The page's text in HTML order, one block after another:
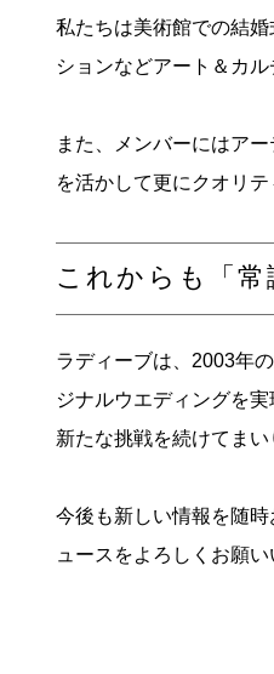
私たちは美術館での結
ションなどアート＆カ
また、メンバーにはア
を活かして更にクオリ
これからも「
ラディーブは、2003年
ジナルウエディングを
新たな挑戦を続けてまい
今後も新しい情報を随
ュースをよろしくお願い